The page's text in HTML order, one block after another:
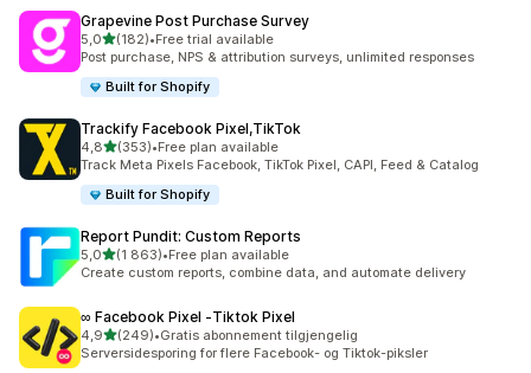
Grapevine Post Purchase Survey
5,0av 5 stjerner
(182)
Totalt 182 omtaler
•Free trial available
Post purchase, NPS & attribution surveys, unlimited responses
Built for Shopify
Trackify Facebook Pixel,TikTok
4,8av 5 stjerner
(353)
Totalt 353 omtaler
•Free plan available
Track Meta Pixels Facebook, TikTok Pixel, CAPI, Feed & Catalog
Built for Shopify
Report Pundit: Custom Reports
5,0av 5 stjerner
(1 863)
Totalt 1863 omtaler
•Free plan available
Create custom reports, combine data, and automate delivery
∞ Facebook Pixel ‑Tiktok Pixel
4,9av 5 stjerner
(249)
Totalt 249 omtaler
•Gratis abonnement tilgjengelig
Serversidesporing for flere Facebook- og Tiktok-piksler